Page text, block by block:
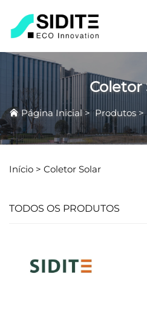
Coletor
Página Inicial>Produtos
Início > Coletor Solar
TODOS OS PRODUTOS